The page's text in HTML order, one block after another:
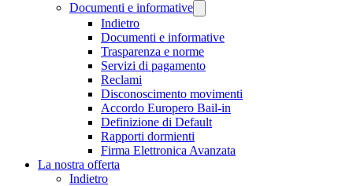
Documenti e informative
Indietro
Documenti e informative
Trasparenza e norme
Servizi di pagamento
Reclami
Disconoscimento movimenti
Accordo Europero Bail-in
Definizione di Default
Rapporti dormienti
Firma Elettronica Avanzata
La nostra offerta
Indietro